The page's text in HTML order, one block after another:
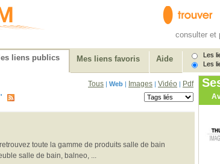
consulter et
liens publics Mes liens favoris Aide
Les
Les
Tous | Web | Images | Vidéo | Pdf
toute la gamme de produits salle de bain
salle de bain, balneo, ...